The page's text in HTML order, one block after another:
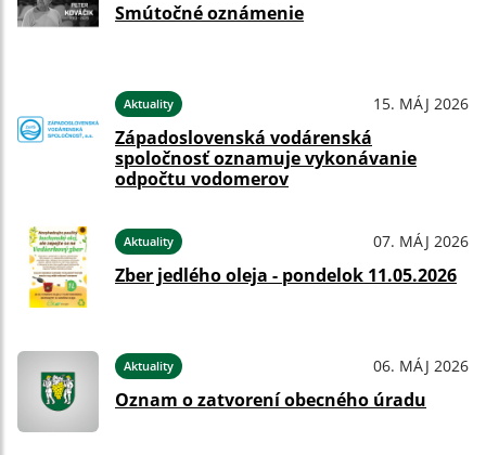
Smútočné oznámenie
Aktuality 15. MÁJ 2026
Západoslovenská vodárenská
spoločnosť oznamuje vykonávanie
odpočtu vodomerov
Aktuality 07. MÁJ 2026
Zber jedlého oleja - pondelok 11.05.2026
Aktuality 06. MÁJ 2026
Oznam o zatvorení obecného úradu